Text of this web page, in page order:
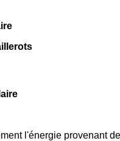
l'énergie provenant